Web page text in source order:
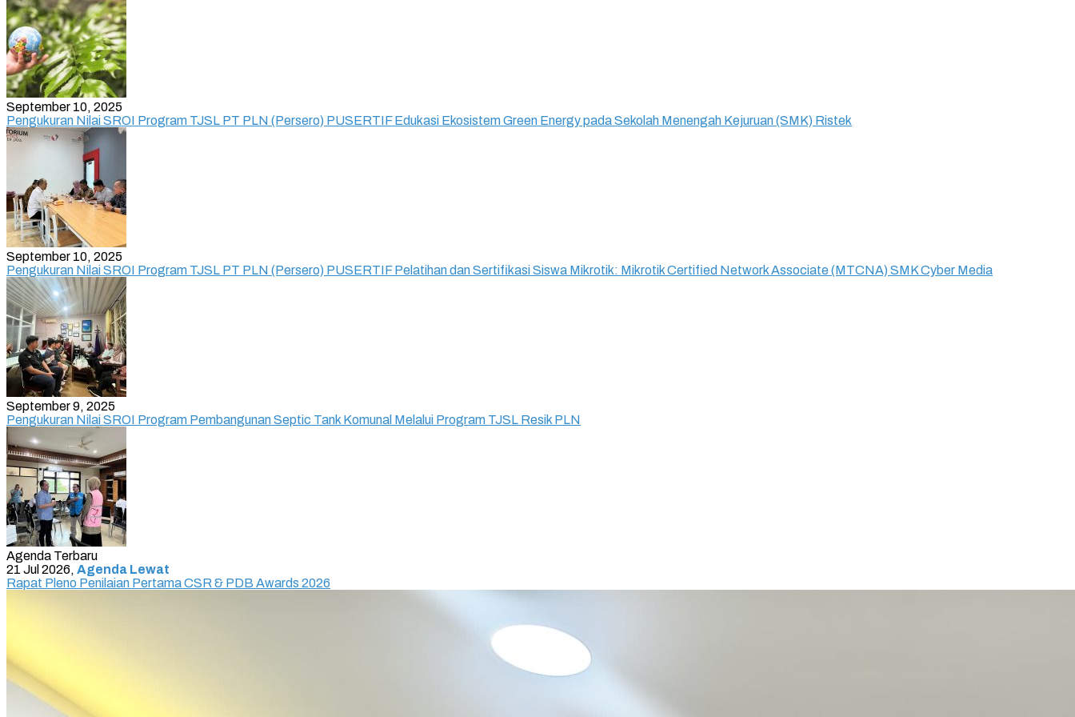
September 10, 2025
Pengukuran Nilai SROI Program TJSL PT PLN (Persero) PUSERTIF Edukasi Ekosistem Green Energy pada Sekolah Menengah Kejuruan (SMK) Ristek
September 10, 2025
Pengukuran Nilai SROI Program TJSL PT PLN (Persero) PUSERTIF Pelatihan dan Sertifikasi Siswa Mikrotik: Mikrotik Certified Network Associate (MTCNA) SMK Cyber Media
September 9, 2025
Pengukuran Nilai SROI Program Pembangunan Septic Tank Komunal Melalui Program TJSL Resik PLN
Agenda Terbaru
21 Jul 2026, Agenda Lewat
Rapat Pleno Penilaian Pertama CSR & PDB Awards 2026